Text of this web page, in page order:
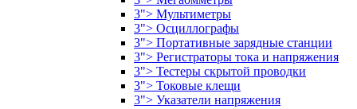
3"> Мультиметры
3"> Осциллографы
3"> Портативные зарядные станции
3"> Регистраторы тока и напряжения
3"> Тестеры скрытой проводки
3"> Токовые клещи
3"> Указатели напряжения